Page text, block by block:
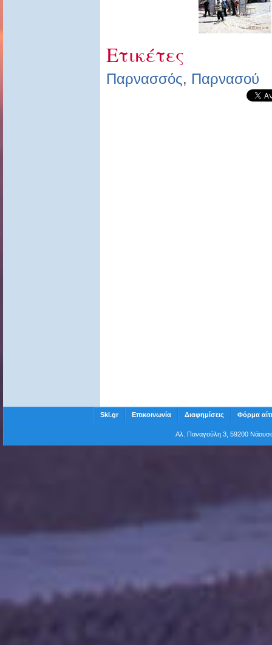
Ετικέτες
Παρνασσός, Παρνασού
Ski.gr Επικοινωνία Διαφημίσεις Φόρμα
Αλ. Παναγούλη 3, 59200